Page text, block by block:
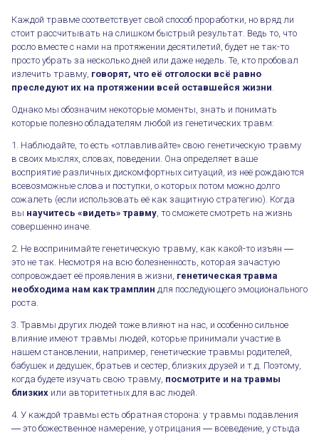
Каждой травме соответствует свой способ проработки, но вряд ли
стоит рассчитывать на слишком быстрый результат. Ведь то, что
росло вместе с нами на протяжении десятилетий, будет не так-то
просто убрать за несколько дней или даже недель. Те, кто пробовал
излечить травму, говорят, что её отголоски всё равно
преследуют их на протяжении всей оставшейся жизни
Однако мы обозначим некоторые моменты, знать и понимать
которые полезно обладателям любой из генетических травм:
1. Наблюдайте, то есть «отлавливайте» свою генетическую травму
в своих мыслях, словах, поведении. Она определяет ваше
восприятие различных дискомфортных ситуаций, из неё рождаются
всевозможные слова и поступки, о которых потом можно долго
сожалеть (если использовать её как защитную стратегию). Когда
вы научитесь «видеть» травму , то сможете смотреть на жизнь
совершенно иначе.
2. Не воспринимайте генетическую травму, как какой-то изъян ―
это не так. Несмотря на всю болезненность, которая зачастую
сопровождает её проявления в жизни, генетическая травма
необходима нам как трамплин для последующего эмоционального
роста.
3. Травмы других людей тоже влияют на нас, и особенно сильное
влияние имеют травмы людей, которые принимали участие в
нашем становлении, например, генетические травмы родителей,
бабушек и дедушек, братьев и сестер, близких друзей и т.д. Поэтому,
когда будете изучать свою травму, посмотрите и на травмы
близких или авторитетных для вас людей.
4. У каждой травмы есть обратная сторона: у травмы подавления
― это божественное намерение, у отрицания ― всеведение, у стыда